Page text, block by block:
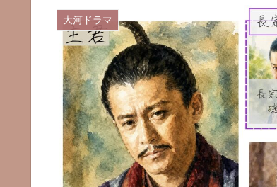
大河ドラマ